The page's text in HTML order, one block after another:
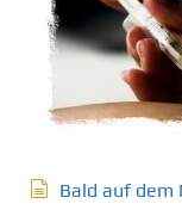
Bald auf dem